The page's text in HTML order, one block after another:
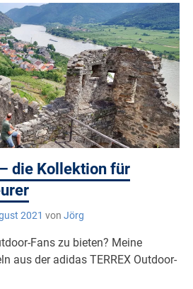
die Kollektion für
2021 von Jörg
Fans zu bieten? Meine
aus der adidas TERREX Outdoor-